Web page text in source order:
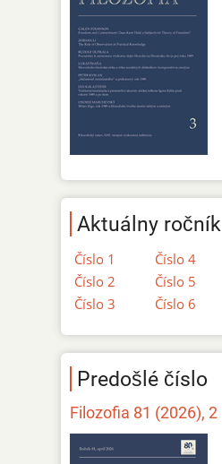
Aktuálny ročník
Číslo 1
Číslo 2
Číslo 3
Číslo 4
Číslo 5
Číslo 6
Predošlé číslo
Filozofia 81 (2026), 2